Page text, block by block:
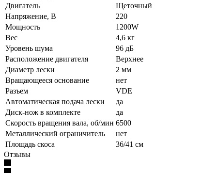
Двигатель
Щеточный
Напряжение, В
220
Мощность
1200W
Вес
4,6 кг
Уровень шума
96 дБ
Расположение двигателя
Верхнее
Диаметр лески
2 мм
Вращающееся основание
нет
Разъем
VDE
Автоматическая подача лески
да
Диск-нож в комплекте
да
Скорость вращения вала, об/мин 6500
Металлический ограничитель
нет
Площадь скоса
36/41 см
Отзывы